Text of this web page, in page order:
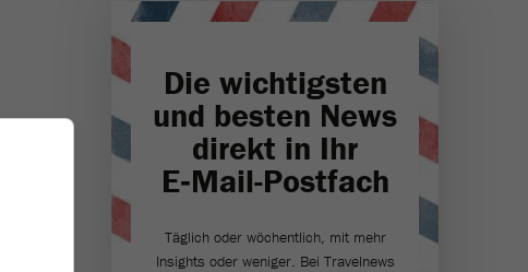
Die wichtigsten
und besten News
direkt in Ihr
E‑Mail-Postfach
Täglich oder wöchentlich, mit mehr
Insights oder weniger. Bei Travel­news